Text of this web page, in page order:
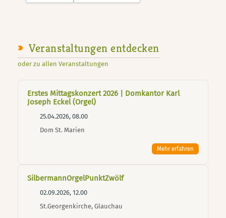
Veranstaltungen entdecken
oder zu allen Veranstaltungen
Erstes Mittagskonzert 2026 | Domkantor Karl
Joseph Eckel (Orgel)
25.04.2026, 08.00
Dom St. Marien
Mehr erfahren
SilbermannOrgelPunktZwölf
02.09.2026, 12.00
St.Georgenkirche, Glauchau